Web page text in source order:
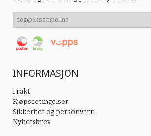
INFORMASJON
Frakt
Kjøpsbetingelser
Sikkerhet og personvern
Nyhetsbrev